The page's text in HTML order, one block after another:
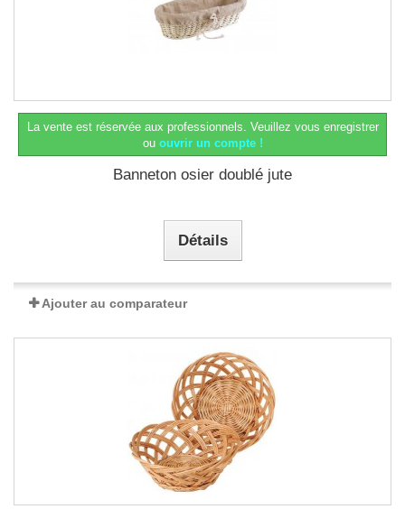
La vente est réservée aux professionnels. Veuillez vous enregistrer
ou ouvrir un compte !
Banneton osier doublé jute
Détails
Ajouter au comparateur